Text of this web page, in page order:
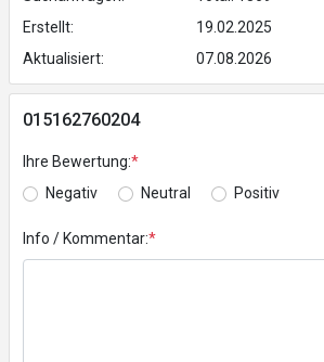
Erstellt:
19.02.2025
Aktualisiert:
07.08.2026
015162760204
Ihre Bewertung:*
Negativ
Neutral Positiv
Info / Kommentar:*